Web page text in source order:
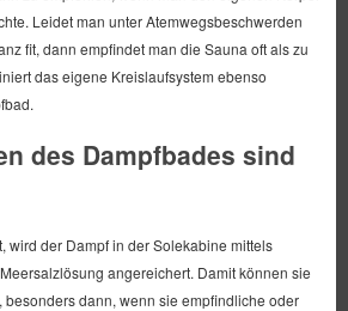
Leidet man unter Atemwegsbeschwerden
fit, dann empfindet man die Sauna oft als zu
das eigene Kreislaufsystem ebenso
des Dampfbades sind
wird der Dampf in der Solekabine mittels
angereichert. Damit können sie
dann, wenn sie empfindliche oder